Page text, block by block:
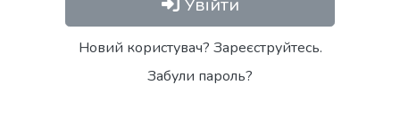
Увійти
Новий користувач? Зареєструйтесь.
Забули пароль?